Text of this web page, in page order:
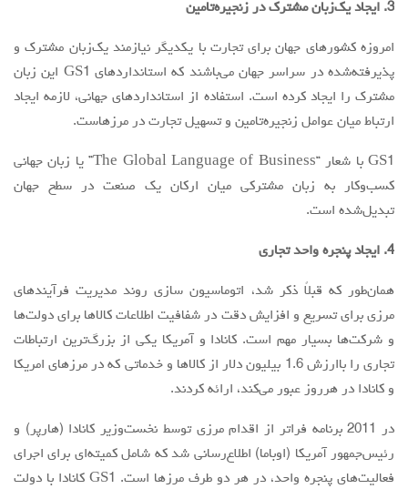
3. ايجاد یک‌زبان مشترك در زنجیره‌تامین
امروزه كشورهاي جهان براي تجارت با يكديگر نيازمند یک‌زبان مشترك و
پذیرفته‌شده در سراسر جهان مي‌باشند كه استانداردهاي GS1 اين زبان
مشترك را ايجاد كرده است. استفاده از استانداردهاي جهاني، لازمه ايجاد
ارتباط ميان عوامل زنجیره‌تامین و تسهيل تجارت در مرزهاست.
GS1 با شعار “The Global Language of Business” يا زبان جهاني
کسب‌وکار به زبان مشترکي ميان ارکان يك صنعت در سطح جهان
تبدیل‌شده است.
4. ايجاد پنجره واحد تجاري
همان‌طور که قبلاً ذكر شد، اتوماسیون سازی روند مدیریت فرآیندهای
مرزی برای تسریع و افزایش دقت در شفافیت اطلاعات کالاها برای دولت‌ها
و شرکت‌ها بسيار مهم است. کانادا و آمریکا یکی از بزرگ‌ترین ارتباطات
تجاری را باارزش 1.6 بیلیون دلار از کالاها و خدماتی که در مرزهای امریکا
و کانادا در هرروز عبور می‌کند، ارائه کردند.
در 2011 برنامه فراتر از اقدام مرزی توسط نخست‌وزیر کانادا (هارپر) و
رئیس‌جمهور آمریکا (اوباما) اطلاع‌رسانی شد که شامل کمیته‌ای برای اجرای
فعالیت‌های پنجره واحد، در هر دو طرف مرزها است. GS1 کانادا با دولت